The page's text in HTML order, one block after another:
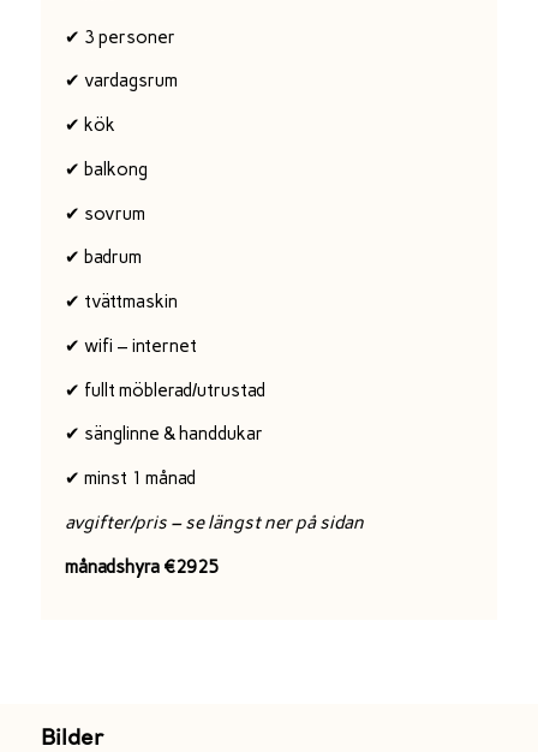
✔ 3 personer
✔ vardagsrum
✔ kök
✔ balkong
✔ sovrum
✔ badrum
✔ tvättmaskin
✔ wifi – internet
✔ fullt möblerad/utrustad
✔ sänglinne & handdukar
✔ minst 1 månad
avgifter/pris – se längst ner på sidan
månadshyra €2925
Bilder